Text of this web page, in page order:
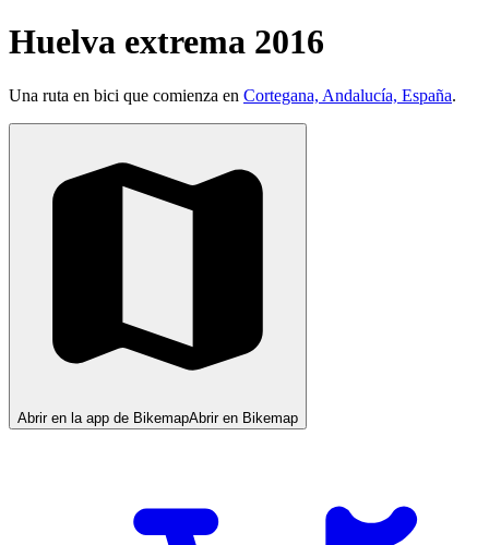
Huelva extrema 2016
Una ruta en bici que comienza en Cortegana, Andalucía, España.
Abrir en la app de BikemapAbrir en Bikemap